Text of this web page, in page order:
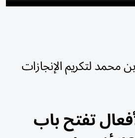
محمد لتكريم الإنجازات
تفتح باب